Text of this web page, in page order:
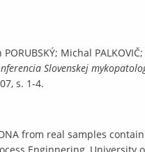
Michal
Slovenskej
s. 1-4.
DNA from real samples